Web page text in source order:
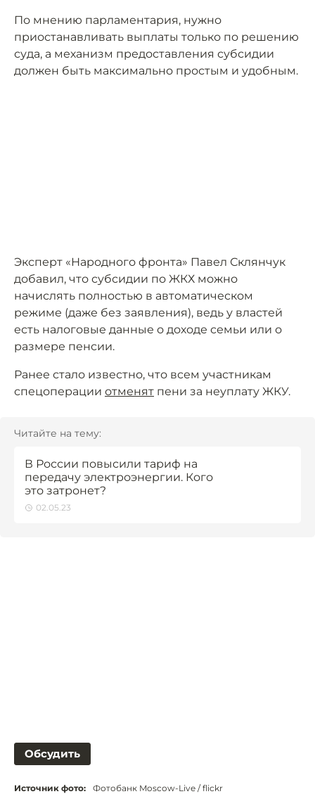
По мнению парламентария, нужно
приостанавливать выплаты только по решению
суда, а механизм предоставления субсидии
должен быть максимально простым и удобным.
Эксперт «Народного фронта» Павел Склянчук
добавил, что субсидии по ЖКХ можно
начислять полностью в автоматическом
режиме (даже без заявления), ведь у властей
есть налоговые данные о доходе семьи или о
размере пенсии.
Ранее стало известно, что всем участникам
спецоперации отменят пени за неуплату ЖКУ.
Читайте на тему:
В России повысили тариф на
передачу электроэнергии. Кого
это затронет?
02.05.23
Обсудить
Источник фото: Фотобанк Moscow-Live / flickr